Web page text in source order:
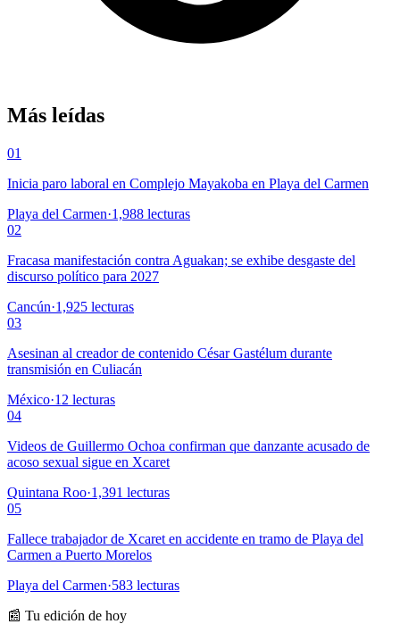
Más leídas
01
Inicia paro laboral en Complejo Mayakoba en Playa del Carmen
Playa del Carmen·1,988 lecturas
02
Fracasa manifestación contra Aguakan; se exhibe desgaste del
discurso político para 2027
Cancún·1,925 lecturas
03
Asesinan al creador de contenido César Gastélum durante
transmisión en Culiacán
México·12 lecturas
04
Videos de Guillermo Ochoa confirman que danzante acusado de
acoso sexual sigue en Xcaret
Quintana Roo·1,391 lecturas
05
Fallece trabajador de Xcaret en accidente en tramo de Playa del
Carmen a Puerto Morelos
Playa del Carmen·583 lecturas
📰 Tu edición de hoy